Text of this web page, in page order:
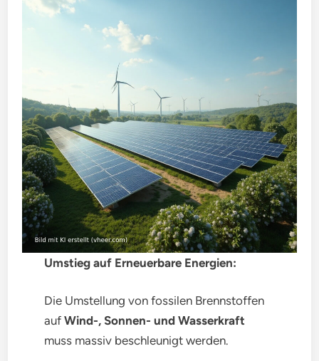
Umstieg auf Erneuerbare Energien:
Die Umstellung von fossilen Brennstoffen
aufWind-, Sonnen- und Wasserkraft
muss massiv beschleunigt werden.